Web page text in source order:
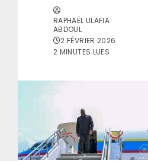
RAPHAËL ULAFIA
ABDOUL
2 FÉVRIER 2026
2 MINUTES LUES